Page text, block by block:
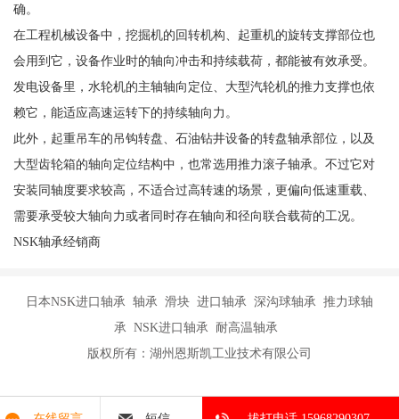
确。
在工程机械设备中，挖掘机的回转机构、起重机的旋转支撑部位也
会用到它，设备作业时的轴向冲击和持续载荷，都能被有效承受。
发电设备里，水轮机的主轴轴向定位、大型汽轮机的推力支撑也依
赖它，能适应高速运转下的持续轴向力。
此外，起重吊车的吊钩转盘、石油钻井设备的转盘轴承部位，以及
大型齿轮箱的轴向定位结构中，也常选用推力滚子轴承。不过它对
安装同轴度要求较高，不适合过高转速的场景，更偏向低速重载、
需要承受较大轴向力或者同时存在轴向和径向联合载荷的工况。
NSK轴承经销商
日本NSK进口轴承 轴承 滑块 进口轴承 深沟球轴承 推力球轴
承 NSK进口轴承 耐高温轴承
版权所有：湖州恩斯凯工业技术有限公司